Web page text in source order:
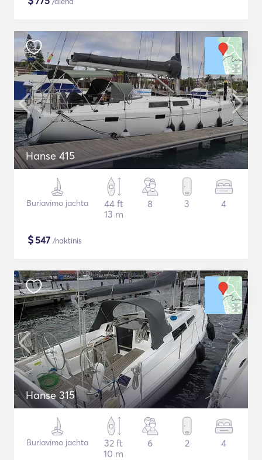
Hanse 415
Buriavimo jachta
44 ft
13 m
8 3 4
$547 /naktinis
Hanse 315
Buriavimo jachta
32 ft
10 m
6 2 4